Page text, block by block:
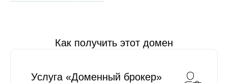
Как получить этот домен
Услуга «Доменный брокер»